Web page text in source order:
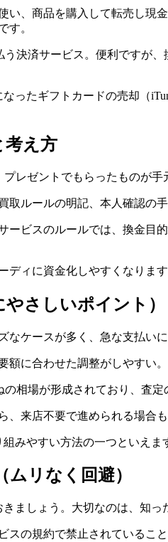
い、商品を購入して転売し
す。
決済サービス。便利ですが
ったギフトカードの売却（
考え方
レゼントでもらったものが
ルールの明記、本人確認の
ービスのルールでは、換金
ディに資金化しやすくなります
さしいポイント）
ケースが多く、急な支払いに
に合わせた調整がしやすい。
相場が形成されており、査定
来店不要で進められる場合
みやすい方法の一つといえま
リなく回避）
ましょう。大切なのは、知っ
スの規約で禁止されている